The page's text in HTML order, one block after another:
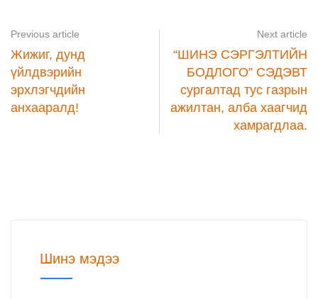
Previous article
Жижиг, дунд
үйлдвэрийн
эрхлэгчдийн
анхааралд!
Next article
“ШИНЭ СЭРГЭЛТИЙН
БОДЛОГО” СЭДЭВТ
сургалтад тус газрын
ажилтан, алба хаагчид
хамрагдлаа.
Шинэ мэдээ